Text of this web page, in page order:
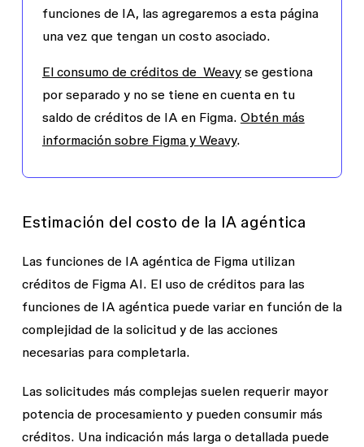
funciones de IA, las agregaremos a esta página
una vez que tengan un costo asociado.
El consumo de créditos de Weavyse gestiona
por separado y no se tiene en cuenta en tu
saldo de créditos de IA en Figma. Obtén más
información sobre Figma y Weavy.
Estimación del costo de la IA agéntica
Las funciones de IA agéntica de Figma utilizan
créditos de Figma AI. El uso de créditos para las
funciones de IA agéntica puede variar en función de la
complejidad de la solicitud y de las acciones
necesarias para completarla.
Las solicitudes más complejas suelen requerir mayor
potencia de procesamiento y pueden consumir más
créditos. Una indicación más larga o detallada puede